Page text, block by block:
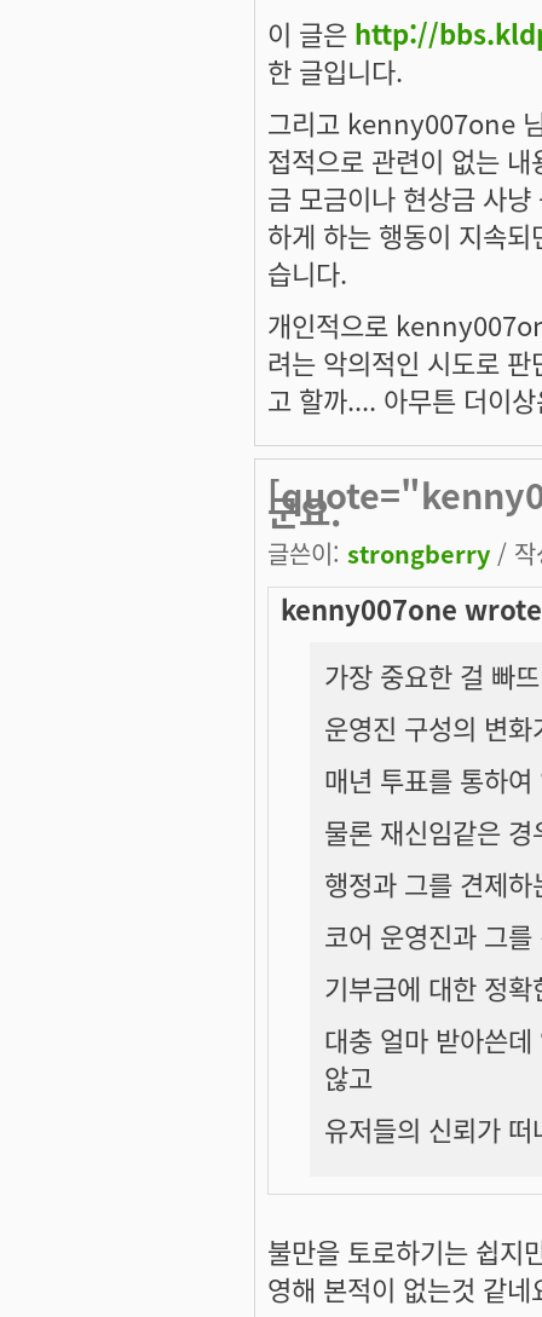
이 글은 http://
한 글입니다.
그리고 kenny007one
접적으로 관련이 없는
금 모금이나 현상금 사
하게 하는 행동이 지속
습니다.
개인적으로
려는 악의적인 시도로
고 할까.... 아무튼 더이
군요.
글쓴이: strongberry /
kenny007one
가장 중요한 걸 빠
운영진 구성의 변
매년 투표를 통하
물론 재신임같은
행정과 그를 견제
코어 운영진과 그
기부금에 대한 정
대충 얼마 받아쓴
않고
유저들의 신뢰가
불만을 토로하기는 쉽
영해 본적이 없는것 같네